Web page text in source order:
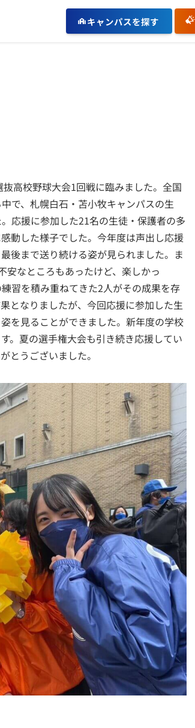
キャンパスを探す
高校野球大会1回戦に臨みました。全国
で、札幌白石・苫小牧キャンパスの生
応援に参加した21名の生徒・保護者の多
動した様子でした。今年度は声出し応援
後まで送り続ける姿が見られました。ま
安なところもあったけど、楽しかっ
習を積み重ねてきた2人がその成果を存
となりましたが、今回応援に参加した生
を見ることができました。新年度の学校
。夏の選手権大会も引き続き応援してい
とうございました。